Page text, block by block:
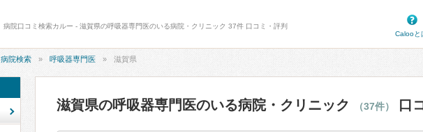
病院口コミ検索カルー - 滋賀県の呼吸器専門医のいる病院・クリニック 37件 口コミ・評判
Calooと
病院検索 呼吸器専門医 滋賀県
滋賀県の呼吸器専門医のいる病院・クリニック （37件） 口